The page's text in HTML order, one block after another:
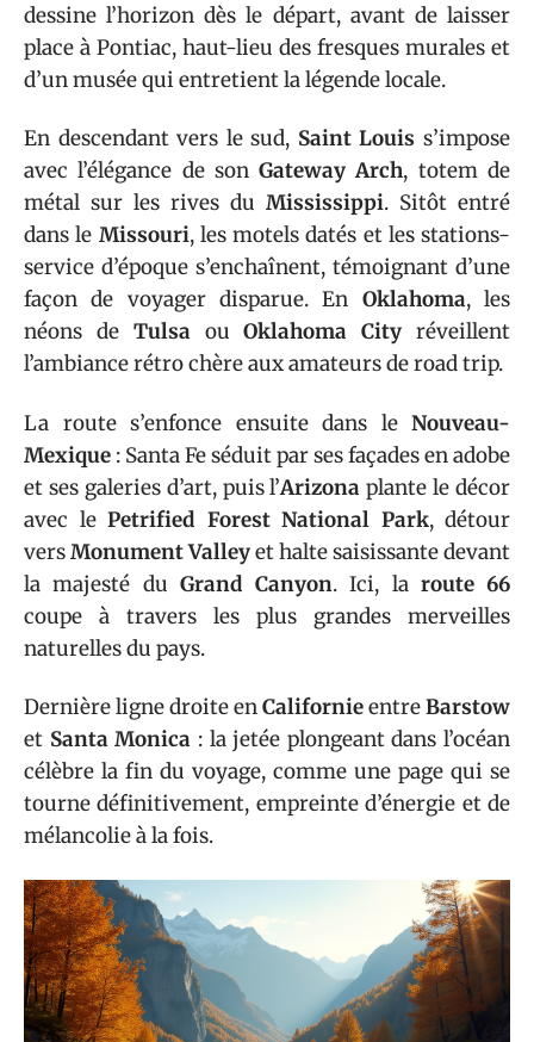
dessine l’horizon dès le départ, avant de laisser
place à Pontiac, haut-lieu des fresques murales et
d’un musée qui entretient la légende locale.
En descendant vers le sud, Saint Louis s’impose
avec l’élégance de sonGateway Arch, totem de
métal sur les rives du Mississippi. Sitôt entré
dans le Missouri, les motels datés et les stations-
service d’époque s’enchaînent, témoignant d’une
façon de voyager disparue. En Oklahoma, les
néons de TulsaouOklahoma City réveillent
l’ambiance rétro chère aux amateurs de road trip.
La route s’enfonce ensuite dans le Nouveau-
Mexique : Santa Fe séduit par ses façades en adobe
et ses galeries d’art, puis l’Arizona plante le décor
avec le Petrified Forest National Park, détour
versMonument Valleyet halte saisissante devant
la majesté du Grand Canyon. Ici, la route 66
coupe à travers les plus grandes merveilles
naturelles du pays.
Dernière ligne droite enCalifornieentreBarstow
et Santa Monica : la jetée plongeant dans l’océan
célèbre la fin du voyage, comme une page qui se
tourne définitivement, empreinte d’énergie et de
mélancolie à la fois.